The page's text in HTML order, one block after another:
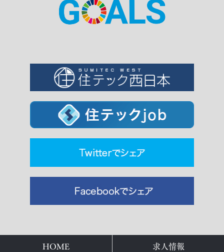
HOME 求人情報